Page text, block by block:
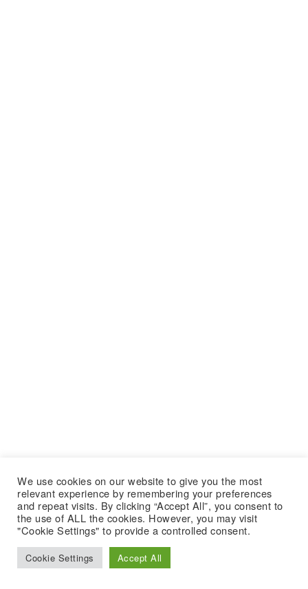
We use cookies on our website to give you the most
relevant experience by remembering your preferences
and repeat visits. By clicking “Accept All”, you consent to
the use of ALL the cookies. However, you may visit
"Cookie Settings" to provide a controlled consent.
Cookie Settings Accept All